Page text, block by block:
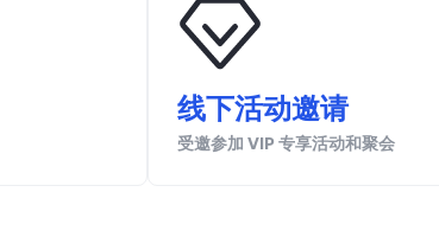
线下活动邀请
受邀参加 VIP 专享活动和聚会